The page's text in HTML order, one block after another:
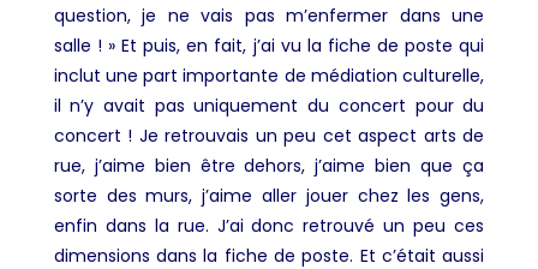
question, je ne vais pas m’enfermer dans une
salle ! » Et puis, en fait, j’ai vu la fiche de poste qui
inclut une part importante de médiation culturelle,
il n’y avait pas uniquement du concert pour du
concert ! Je retrouvais un peu cet aspect arts de
rue, j’aime bien être dehors, j’aime bien que ça
sorte des murs, j’aime aller jouer chez les gens,
enfin dans la rue. J’ai donc retrouvé un peu ces
dimensions dans la fiche de poste. Et c’était aussi